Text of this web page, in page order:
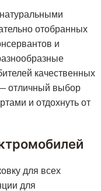
отобранных
и
качественных
отличный выбор
и отдохнуть от
для всех
для